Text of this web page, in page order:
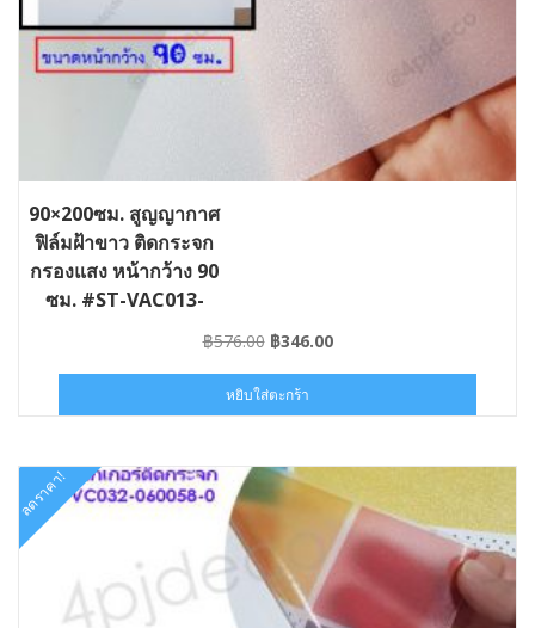
90×200ซม. สูญญากาศ
ฟิล์มฝ้าขาว ติดกระจก
กรองแสง หน้ากว้าง 90
ซม. #ST-VAC013-
฿576.00 Original
was:
฿576.00.
฿346.00Current
฿346.00.
หยิบใส่ตะกร้า
ลดราคา!